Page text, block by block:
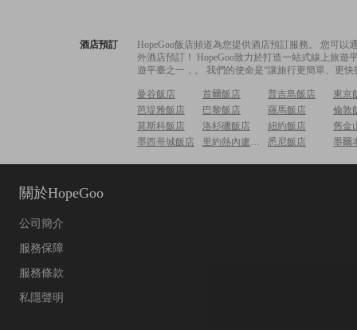
酒店預訂
HopeGoo飯店頻道為您提供酒店預訂服務。 您可
外酒店預訂！ HopeGoo致力於打造一站式線上旅
遊平臺之一，。 我們的使命是“讓旅行更簡單、更
曼谷飯店 首爾飯店 普吉島飯店
東京
芭堤雅飯店
巴黎飯店 羅馬飯店
倫敦
莫斯科飯店
洛杉磯飯店 紐約飯店
舊金
墨西哥城飯店
里約熱內盧飯店 悉尼飯店 墨爾
關於HopeGoo
公司簡介
服務保障
服務條款
私隱聲明